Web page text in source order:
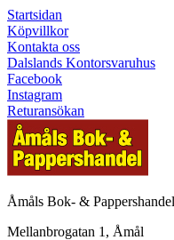
Startsidan
Köpvillkor
Kontakta oss
Dalslands Kontorsvaruhus
Facebook
Instagram
Returansökan
Åmåls Bok- &
Mellanbrogatan 1, Åmål